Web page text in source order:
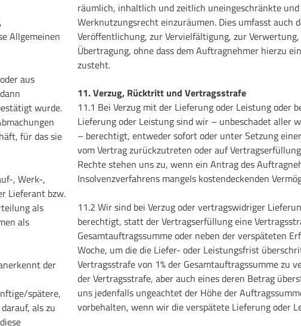
Allgemeinen
aus
wurde.
für das sie
, Werk-,
Lieferant bzw.
als
als
der
spätere,
als zu
räumlich, inhaltlich und zeitlich uneingeschränkte
Werknutzungsrecht einzuräumen. Dies umfasst auch
Veröffentlichung, zur Vervielfältigung, zur
Übertragung, ohne dass dem Auftragnehmer hierzu
zusteht.
11. Verzug, Rücktritt und Vertragsstrafe
11.1 Bei Verzug mit der Lieferung oder Leistung oder
Lieferung oder Leistung sind wir – unbeschadet aller
– berechtigt, entweder sofort oder unter Setzung
vom Vertrag zurückzutreten oder auf
Rechte stehen uns zu, wenn ein Antrag des
Insolvenzverfahrens mangels kostendeckenden
11.2 Wir sind bei Verzug oder vertragswidriger
berechtigt, statt der Vertragserfüllung eine
Gesamtauftragssumme oder neben der verspäteten
Woche, um die die Liefer- oder Leistungsfrist
Vertragsstrafe von 1% der Gesamtauftragssumme zu
der Vertragsstrafe, aber auch eines deren Betrag
uns jedenfalls ungeachtet der Höhe der
vorbehalten, wenn wir die verspätete Lieferung oder